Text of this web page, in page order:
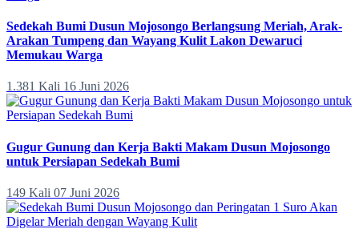
Sedekah Bumi Dusun Mojosongo Berlangsung Meriah, Arak-
Arakan Tumpeng dan Wayang Kulit Lakon Dewaruci
Memukau Warga
1.381 Kali 16 Juni 2026
Gugur Gunung dan Kerja Bakti Makam Dusun Mojosongo
untuk Persiapan Sedekah Bumi
149 Kali 07 Juni 2026